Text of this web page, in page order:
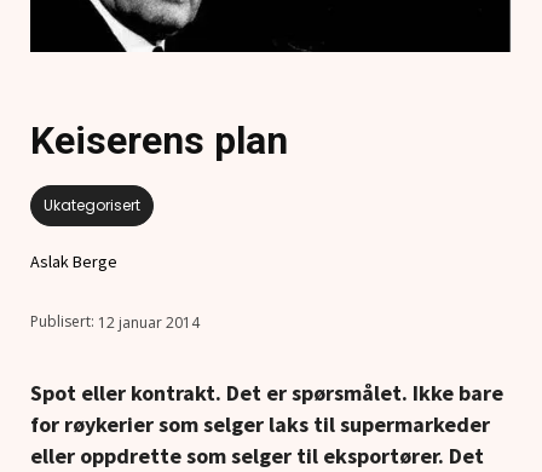
Keiserens plan
Ukategorisert
Aslak Berge
12 januar 2014
Spot eller kontrakt. Det er spørsmålet. Ikke bare
for røykerier som selger laks til supermarkeder
eller oppdrette som selger til eksportører. Det